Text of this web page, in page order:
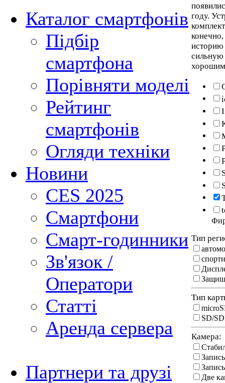
Каталог смартфонів
Підбір
смартфона
Порівняти моделі
Рейтинг
смартфонів
Огляди техніки
Новини
CES 2025
Смартфони
Смарт-годинники
Зв'язок /
Оператори
Статті
Аренда сервера
Партнери та друзі
году.
историю
сильную
хорошим
Тип
Тип
SD/
Камера:
Две